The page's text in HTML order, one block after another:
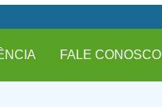
FALE CONOSCO